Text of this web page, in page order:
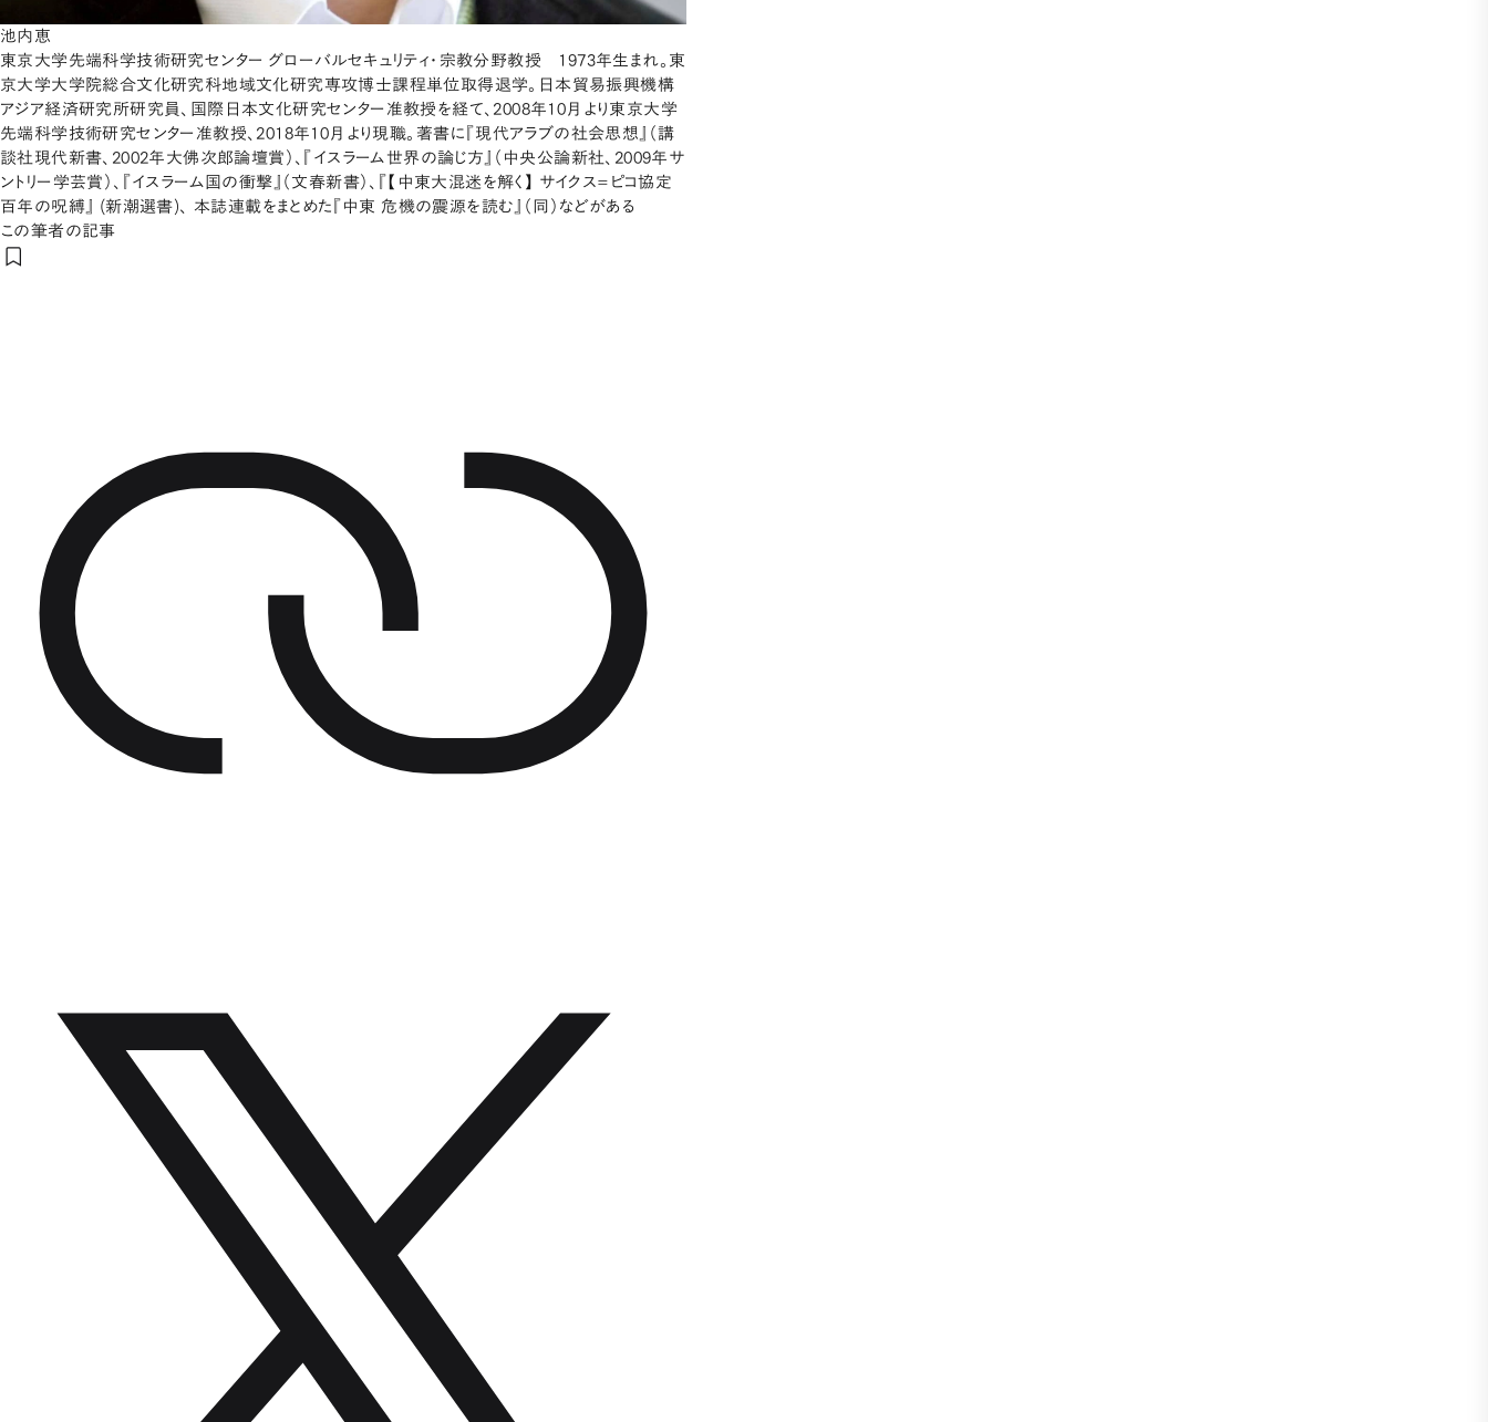
池内恵
東京大学先端科学技術研究センター グローバルセキュリティ・宗教分野教授 1973年生まれ。東
京大学大学院総合文化研究科地域文化研究専攻博士課程単位取得退学。日本貿易振興機構
アジア経済研究所研究員、国際日本文化研究センター准教授を経て、2008年10月より東京大学
先端科学技術研究センター准教授、2018年10月より現職。著書に『現代アラブの社会思想』（講
談社現代新書、2002年大佛次郎論壇賞）、『イスラーム世界の論じ方』（中央公論新社、2009年サ
ントリー学芸賞）、『イスラーム国の衝撃』（文春新書）、『【中東大混迷を解く】 サイクス=ピコ協定
百年の呪縛』 (新潮選書)、 本誌連載をまとめた『中東 危機の震源を読む』（同）などがある
この筆者の記事